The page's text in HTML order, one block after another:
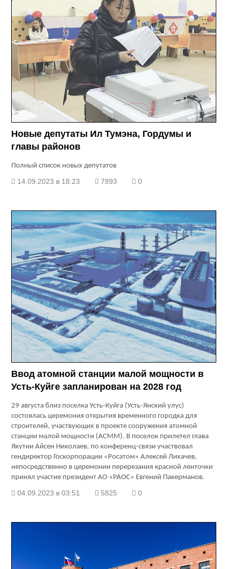
Новые депутаты Ил Тумэна, Гордумы и
главы районов
Полный список новых депутатов
14.09.2023 в 18:23 7893 0
Ввод атомной станции малой мощности в
Усть-Куйге запланирован на 2028 год
29 августа близ поселка Усть-Куйга (Усть-Янский улус)
состоялась церемония открытия временного городка для
строителей, участвующих в проекте сооружения атомной
станции малой мощности (АСММ). В поселок прилетел глава
Якутии Айсен Николаев, по конференц-связи участвовал
гендиректор Госкорпорации «Росатом» Алексей Лихачев,
непосредственно в церемонии перерезания красной ленточки
принял участие президент АО «РАОС» Евгений Пакерманов.
04.09.2023 в 03:51 5825 0